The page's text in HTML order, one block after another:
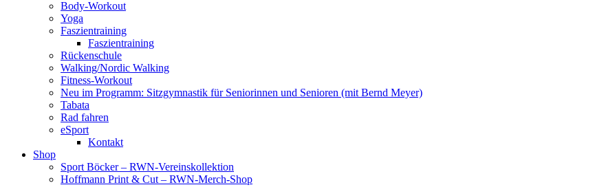
Body-Workout
Yoga
Faszientraining
Faszientraining
Rückenschule
Walking/Nordic Walking
Fitness-Workout
Neu im Programm: Sitzgymnastik für Seniorinnen und Senioren (mit Bernd Meyer)
Tabata
Rad fahren
eSport
Kontakt
Shop
Sport Böcker – RWN-Vereinskollektion
Hoffmann Print & Cut – RWN-Merch-Shop